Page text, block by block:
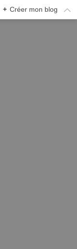
+ Créer mon blog